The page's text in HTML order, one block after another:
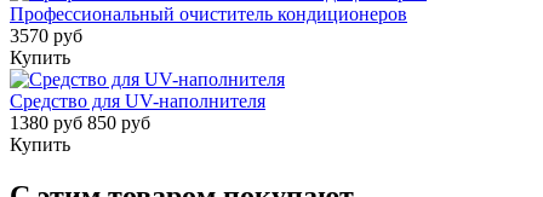
Профессиональный очиститель кондиционеров
3570 руб
Купить
Средство для UV-наполнителя
1380 руб 850 руб
Купить